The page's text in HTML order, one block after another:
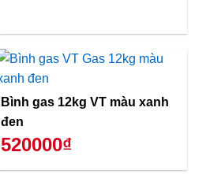
Bình gas 12kg VT màu xanh
đen
520000₫